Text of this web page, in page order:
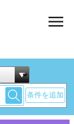
条件を追加